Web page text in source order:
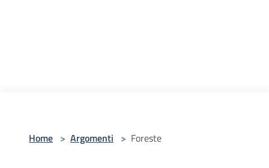
Home > Argomenti > Foreste